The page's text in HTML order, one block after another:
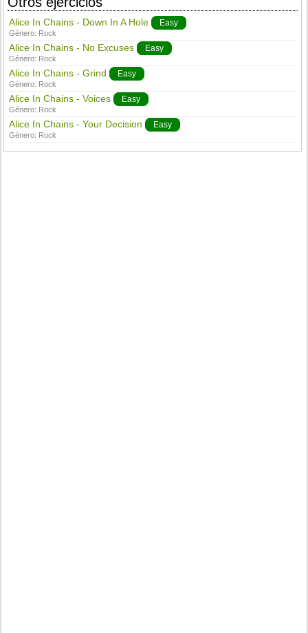
Alice In Chains - Down In A Hole Easy
Género: Rock
Alice In Chains - No Excuses Easy
Género: Rock
Alice In Chains - Grind Easy
Género: Rock
Alice In Chains - Voices Easy
Género: Rock
Alice In Chains - Your Decision Easy
Género: Rock